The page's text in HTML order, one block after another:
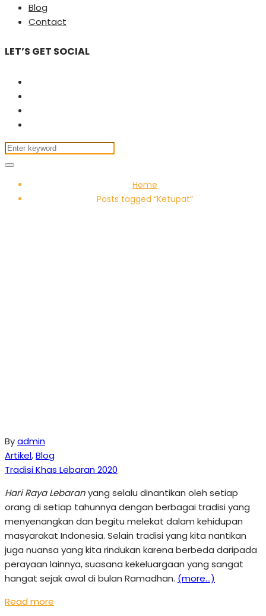
Blog
Contact
LET’S GET SOCIAL
Home
Posts tagged “Ketupat”
Byadmin
Artikel,Blog
Tradisi Khas Lebaran 2020
Hari Raya Lebaranyang selalu dinantikan oleh setiap
orang di setiap tahunnya dengan berbagai tradisi yang
menyenangkan dan begitu melekat dalam kehidupan
masyarakat Indonesia. Selain tradisi yang kita nantikan
juga nuansa yang kita rindukan karena berbeda daripada
perayaan lainnya, suasana kekeluargaan yang sangat
hangat sejak awal di bulan Ramadhan. (more…)
Read more